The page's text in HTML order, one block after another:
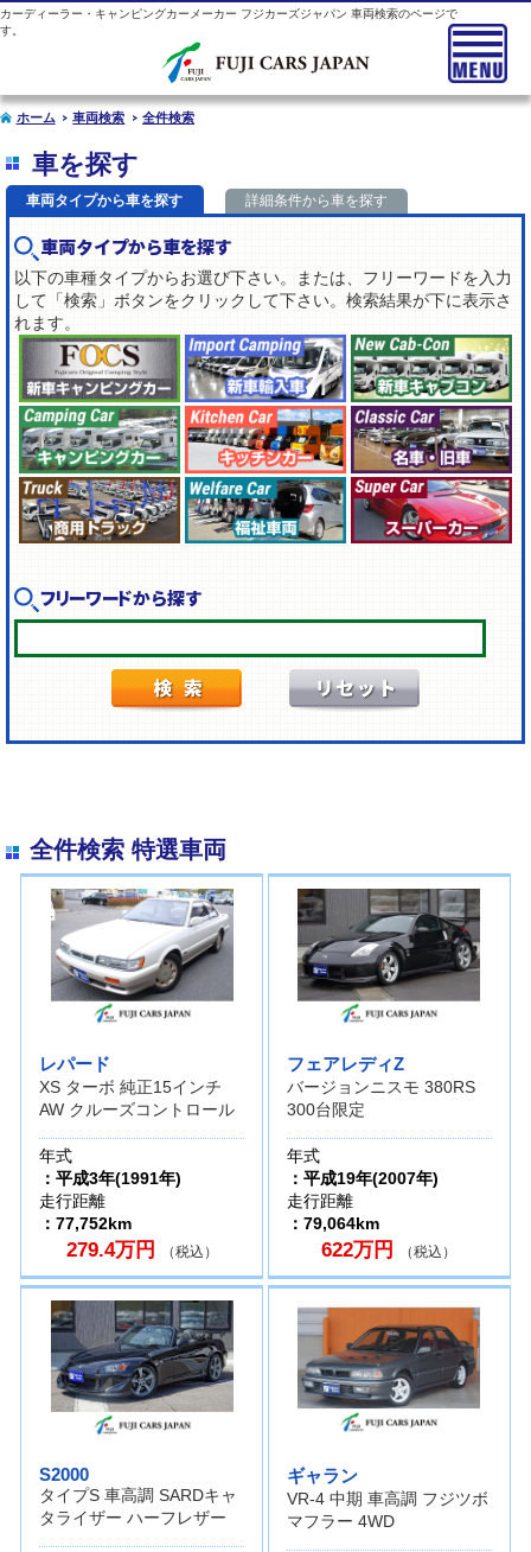
カーディーラー・キャンピングカーメーカー フジカーズジャパン 車両検索のページで
す。
ホーム 車両検索 全件検索
車を探す
車両タイプから車を探す 詳細条件から車を探す
車両タイプから車を探す
以下の車種タイプからお選び下さい。または、フリーワードを入力
して「検索」ボタンをクリックして下さい。検索結果が下に表示さ
れます。
フリーワードから探す
全件検索 特選車両
レパード
XS ターボ 純正15インチ
AW クルーズコントロール
年式
：平成3年(1991年)
走行距離
：77,752km
279.4万円 （税込）
フェアレディZ
バージョンニスモ 380RS
300台限定
年式
：平成19年(2007年)
走行距離
：79,064km
622万円 （税込）
S2000
タイプS 車高調 SARDキャ
タライザー ハーフレザー
ギャラン
VR-4 中期 車高調 フジツボ
マフラー 4WD